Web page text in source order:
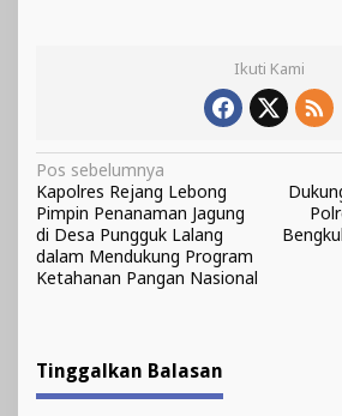
Ikuti Kami
Navigasi
pos
Pos sebelumnya
Kapolres Rejang Lebong
Pimpin Penanaman Jagung
di Desa Pungguk Lalang
dalam Mendukung Program
Ketahanan Pangan Nasional
Tinggalkan Balasan